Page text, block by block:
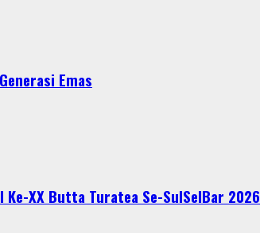
Emas
XX Butta Turatea Se-SulSelBar 2026